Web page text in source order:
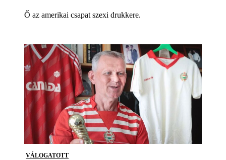
Ő az amerikai csapat szexi drukkere.
VÁLOGATOTT